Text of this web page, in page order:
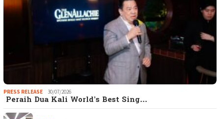
PRESS RELEASE 30/07/2026
Peraih Dua Kali World’s Best Sing…